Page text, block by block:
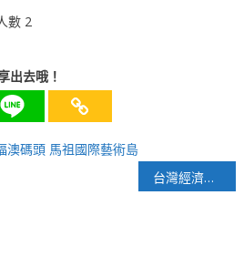
數 2
出去哦！
澳碼頭 馬祖國際藝術島
台灣經濟浴血鳳凰 朝世界大步邁進